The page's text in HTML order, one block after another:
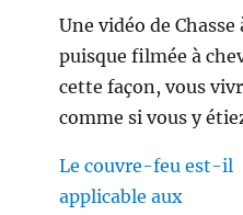
Une vidéo de
puisque filmée à
cette façon, vous
comme si vous y
Le couvre-feu est-il
applicable aux